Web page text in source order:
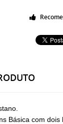
Básica com